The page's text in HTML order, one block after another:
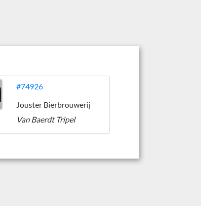
#74926
Jouster Bierbrouwerij
Van Baerdt Tripel